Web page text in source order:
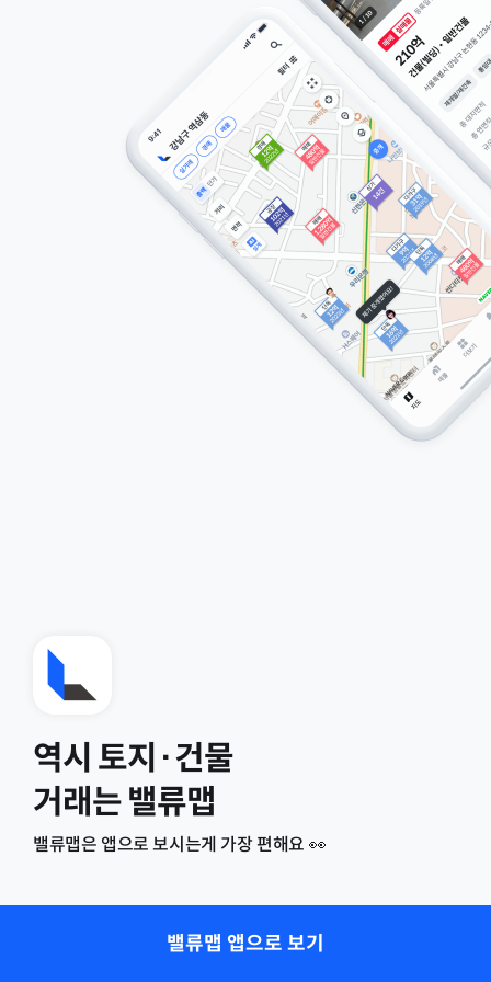
역시 토지·건물
거래는 밸류맵
밸류맵은 앱으로 보시는게 가장 편해요 👀
밸류맵 앱으로 보기